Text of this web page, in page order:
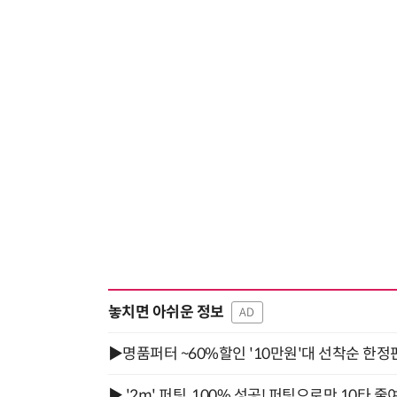
놓치면 아쉬운 정보 AD
▶명품퍼터 ~60%할인 '10만원'대 선착순 한정